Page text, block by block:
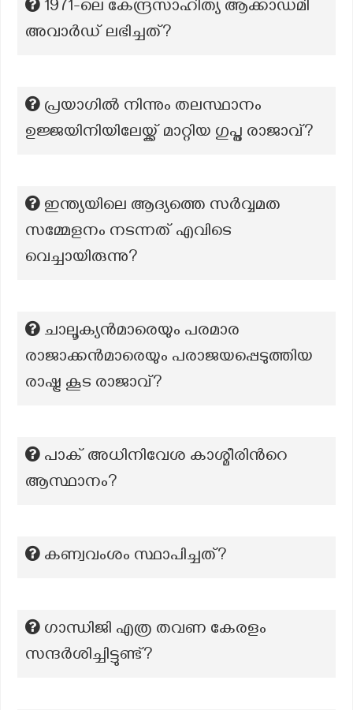
1971-ലെ കേന്ദ്രസാഹിത്യ ആക്കാഡമി
അവാര്‍ഡ് ലഭിച്ചത്?
പ്രയാഗിൽ നിന്നും തലസ്ഥാനം
ഉജ്ജയിനിയിലേയ്ക്ക് മാറ്റിയ ഗുപ്ത രാജാവ്?
ഇന്ത്യയിലെ ആദ്യത്തെ സർവ്വമത
സമ്മേളനം നടന്നത് എവിടെ
വെച്ചായിരുന്നു?
ചാലൂക്യൻമാരെയും പരമാര
രാജാക്കൻമാരെയും പരാജയപ്പെടുത്തിയ
രാഷ്ട്ര കൂട രാജാവ്?
പാക് അധിനിവേശ കാശ്മീരിന്‍റെ
ആസ്ഥാനം?
കണ്വവംശം സ്ഥാപിച്ചത്?
ഗാന്ധിജി എത്ര തവണ കേരളം
സന്ദർശിച്ചിട്ടുണ്ട്?